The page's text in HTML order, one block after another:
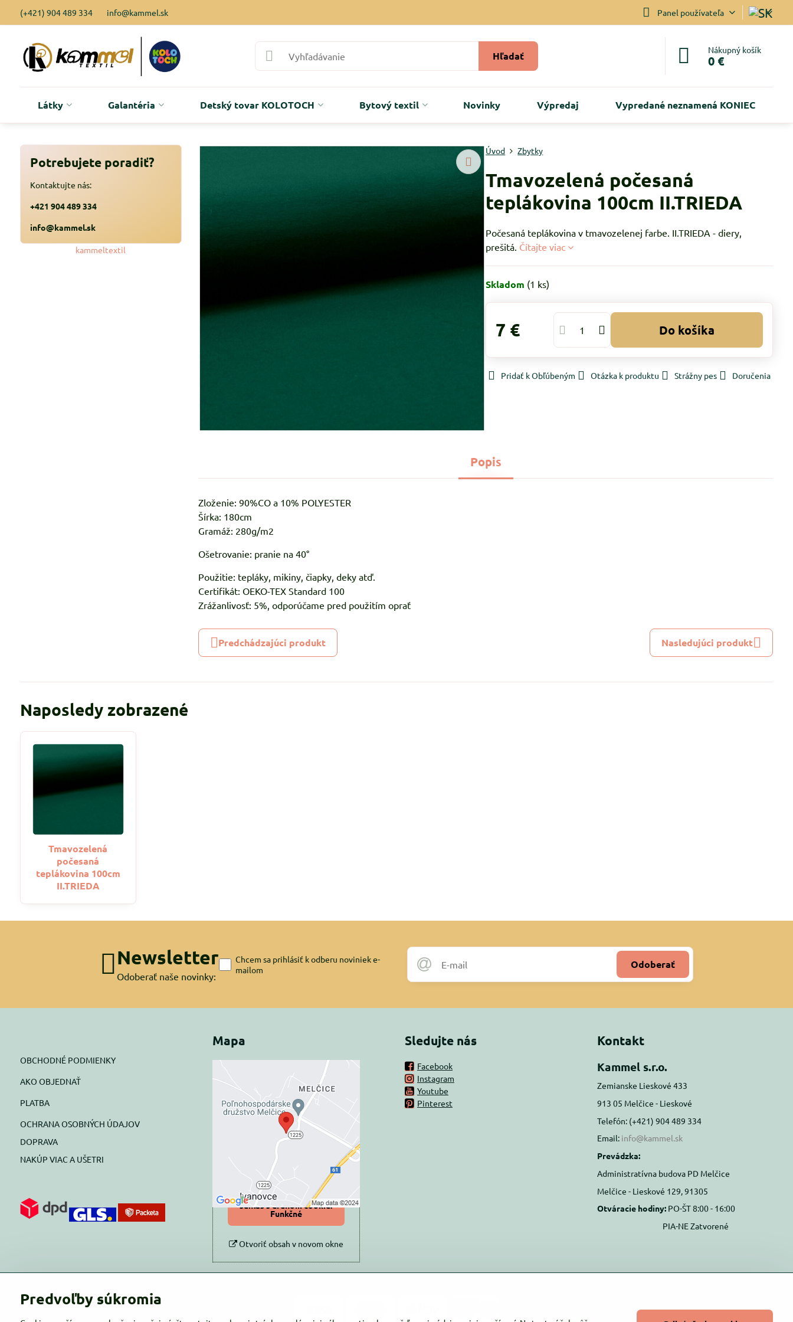
(+421) 904 489 334 info@kammel.sk Panel používateľa
Hľadať Nákupný košík
0 €
Látky Galantéria Detský tovar KOLOTOCH Bytový textil Novinky Výpredaj Vypredané neznamená KONIEC
Úvod Zbytky
Tmavozelená počesaná
teplákovina 100cm II.TRIEDA
Počesaná teplákovina v tmavozelenej farbe. II.TRIEDA - diery,
prešitá. Čítajte viac
Skladom (1 ks)
7 € Do košíka
Pridať k Obľúbeným Otázka k produktu Strážny pes Doručenia
Popis
Zloženie: 90%CO a 10% POLYESTER
Šírka: 180cm
Gramáž: 280g/m2
Ošetrovanie: pranie na 40°
Použitie: tepláky, mikiny, čiapky, deky atď.
Certifikát: OEKO-TEX Standard 100
Zrážanlivosť: 5%, odporúčame pred použitím oprať
Predchádzajúci produkt Nasledujúci produkt
Potrebujete poradiť?
Kontaktujte nás:
+421 904 489 334
info@kammel.sk
kammeltextil
Naposledy zobrazené
Tmavozelená
počesaná
teplákovina 100cm
II.TRIEDA
Newsletter
Odoberať naše novinky:
Odoberať
Chcem sa prihlásiť k odberu noviniek e-
mailom
OBCHODNÉ PODMIENKY
AKO OBJEDNAŤ
PLATBA
OCHRANA OSOBNÝCH ÚDAJOV
DOPRAVA
NAKÚP VIAC A UŠETRI
Mapa
Externý obsah je
blokovaný Voľbami
súkromia
Prajete si načítať externý obsah?
Povoliť tentokrát
Povoliť a zapamätať -
súhlas s druhom cookie:
Funkčné
Otvoriť obsah v novom okne
Sledujte nás
Facebook
Instagram
Youtube
Pinterest
Kontakt
Kammel s.r.o.
Zemianske Lieskové 433
913 05 Melčice - Lieskové
Telefón: (+421) 904 489 334
Email: info@kammel.sk
Prevádzka:
Administratívna budova PD Melčice
Melčice - Lieskové 129, 91305
Otváracie hodiny: PO-ŠT 8:00 - 16:00
PIA-NE Zatvorené
Predvoľby súkromia